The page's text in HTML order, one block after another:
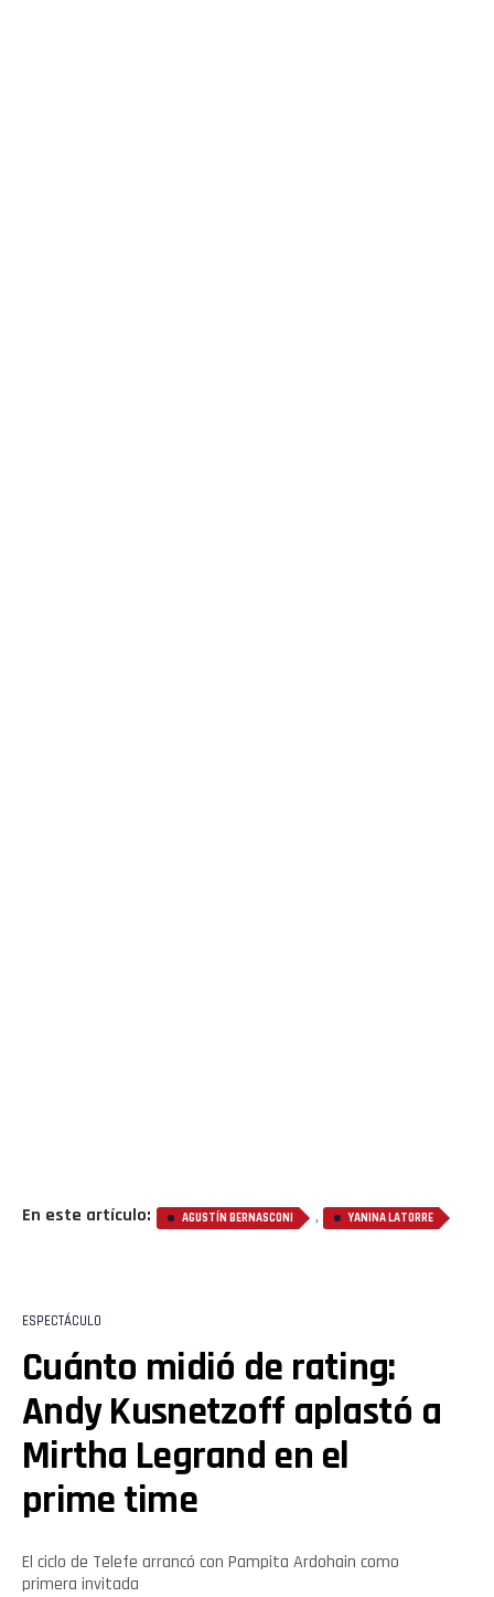
En este artículo: AGUSTÍN BERNASCONI , YANINA LATORRE
ESPECTÁCULO
Cuánto midió de rating:
Andy Kusnetzoff aplastó a
Mirtha Legrand en el
prime time
El ciclo de Telefe arrancó con Pampita Ardohain como
primera invitada
Pinterest
Whatsapp
Email